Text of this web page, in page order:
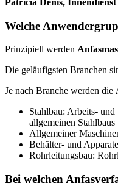
Welche
Prinzipiell werden
Die geläufigsten Branchen
Je nach Branche werden die
Stahlbau: Arbeits-
allgemeinen Stahlbaus
Allgemeiner
Behälter- und
Rohrleitungsbau:
Bei welchen